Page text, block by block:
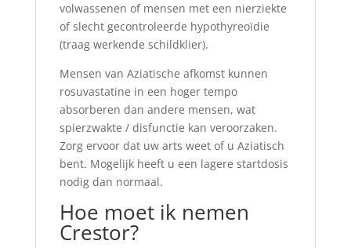
volwassenen of mensen met een nierziekte
of slecht gecontroleerde hypothyreoïdie
(traag werkende schildklier).
Mensen van Aziatische afkomst kunnen
rosuvastatine in een hoger tempo
absorberen dan andere mensen, wat
spierzwakte / disfunctie kan veroorzaken.
Zorg ervoor dat uw arts weet of u Aziatisch
bent. Mogelijk heeft u een lagere startdosis
nodig dan normaal.
Hoe moet ik nemen
Crestor?